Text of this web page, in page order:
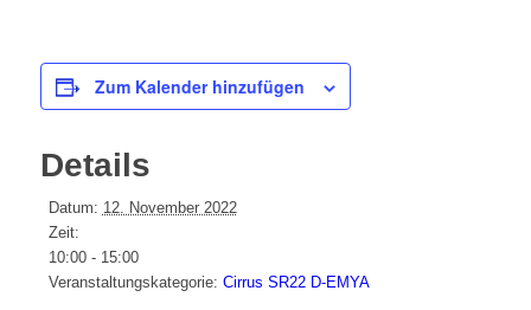
Zum Kalender hinzufügen
Details
Datum: 12. November 2022
Zeit:
10:00 - 15:00
Veranstaltungskategorie: Cirrus SR22 D-EMYA